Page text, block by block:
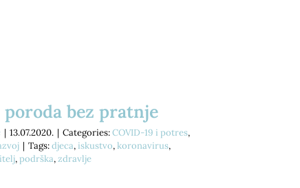
bez pratnje
| 13.07.2020. | Categories:COVID-19 i potres,
| Tags:djeca, iskustvo,koronavirus,
, podrška,zdravlje